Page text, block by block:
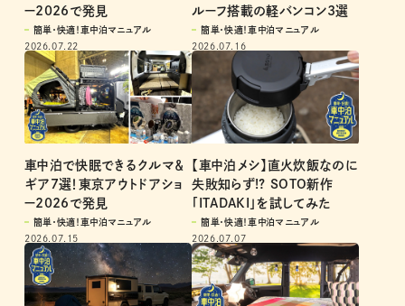
ー2026で発見
簡単・快適！車中泊マニュアル
2026.07.22
ルーフ搭載の軽バンコン3選
簡単・快適！車中泊マニュアル
2026.07.16
車中泊で快眠できるクルマ＆
ギア7選！東京アウトドアショ
ー2026で発見
簡単・快適！車中泊マニュアル
2026.07.15
【車中泊メシ】直火炊飯なのに
失敗知らず!? SOTO新作
「ITADAKI」を試してみた
簡単・快適！車中泊マニュアル
2026.07.07